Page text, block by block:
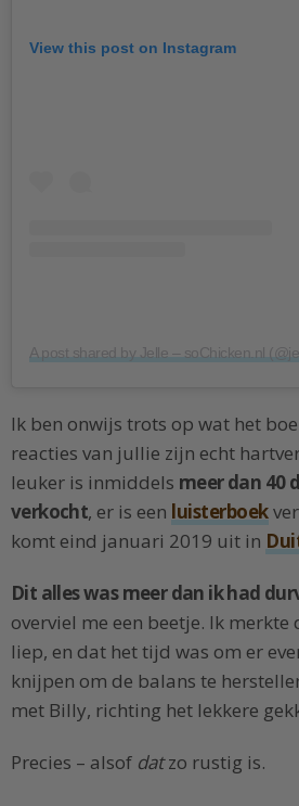
View this post on Instagram
A post shared by Jelle – soChicken.nl
Ik ben onwijs trots op wat het
reacties van jullie zijn echt
leuker is inmiddels meer dan 40
verkocht, er is een luisterboek
komt eind januari 2019 uit in
Dit alles was meer dan ik had
overviel me een beetje. Ik
liep, en dat het tijd was om er
knijpen om de balans te
met Billy, richting het lekkere
Precies – alsof datzo rustig is.